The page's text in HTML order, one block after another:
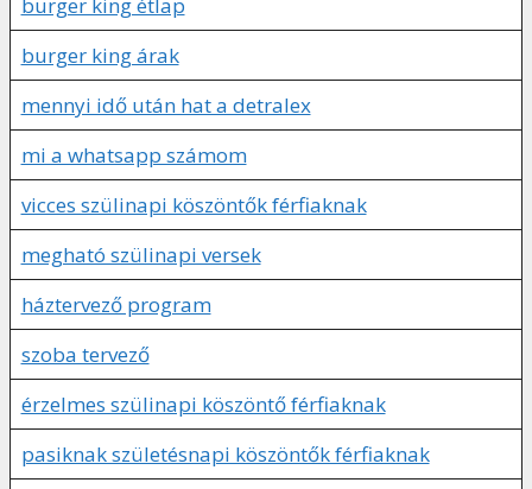
burger king árak
mennyi idő után hat a detralex
mi a whatsapp számom
vicces szülinapi köszöntők férfiaknak
megható szülinapi versek
háztervező program
szoba tervező
érzelmes szülinapi köszöntő férfiaknak
pasiknak születésnapi köszöntők férfiaknak